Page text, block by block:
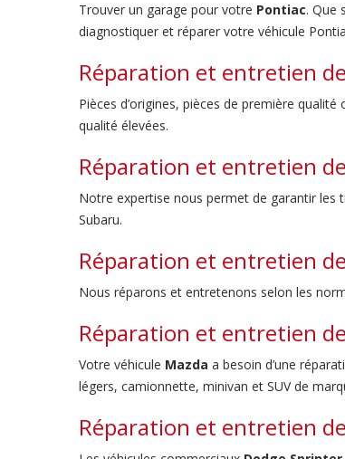
Trouver un garage pour votre Pontiac. Que
diagnostiquer et réparer votre véhicule
Réparation et entretien
Pièces d’origines, pièces de première
qualité élevées.
Réparation et entretien
Notre expertise nous permet de garantir les
Subaru.
Réparation et entretien
Nous réparons et entretenons selon les
Réparation et entretien
Votre véhicule Mazda a besoin d’une
légers, camionnette, minivan et SUV de
Réparation et entretien